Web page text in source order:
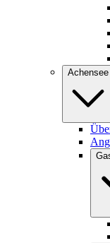
Achensee